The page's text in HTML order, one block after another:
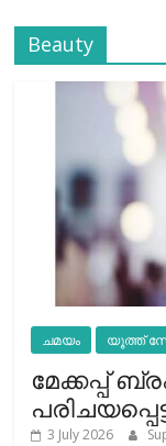
Beauty
ചമയം യൂത്ത്
മേക്കപ്പ്
3 July 2026